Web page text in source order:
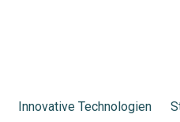
Innovative Technologien